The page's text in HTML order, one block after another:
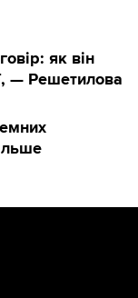
як він
— Решетилова